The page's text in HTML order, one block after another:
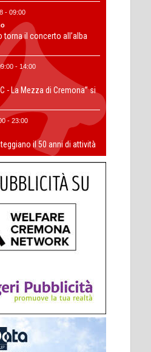
- 09:00
torna il concerto all’alba
- 14:00
- La Mezza di Cremona” si
- 23:00
il 50 anni di attività